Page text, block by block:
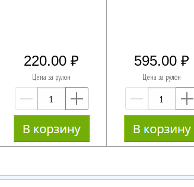
220.00
Цена за рулон
—
595.00
Цена за рулон
—